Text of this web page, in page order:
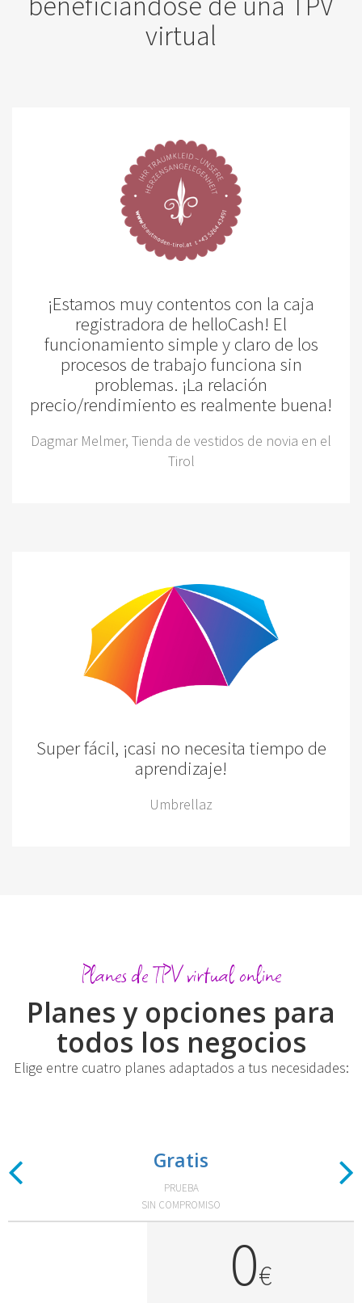
virtual
¡Estamos muy contentos con la caja
registradora de helloCash! El
funcionamiento simple y claro de los
procesos de trabajo funciona sin
problemas. ¡La relación
precio/rendimiento es realmente buena!
Dagmar Melmer, Tienda de vestidos de novia en el
Tirol
Super fácil, ¡casi no necesita tiempo de
aprendizaje!
Umbrellaz
Planes de TPV virtual online
Planes y opciones para
todos los negocios
Elige entre cuatro planes adaptados a tus necesidades:
Gratis
PRUEBA
SIN COMPROMISO
0€